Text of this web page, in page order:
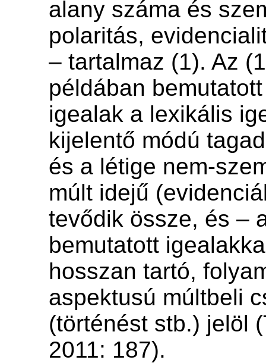
alany száma és
polaritás,
– tartalmaz (1). Az
példában
igealak a lexikális
kijelentő módú
és a létige nem-
múlt idejű
tevődik össze, és –
bemutatott
hosszan tartó,
aspektusú múltbeli
(történést stb.) jelöl
2011: 187).